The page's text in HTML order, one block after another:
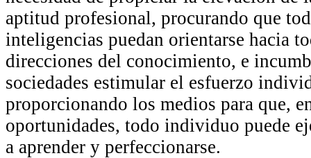
aptitud profesional, procurando que
inteligencias puedan orientarse hacia
direcciones del conocimiento, e
sociedades estimular el esfuerzo
proporcionando los medios para que,
oportunidades, todo individuo puede
a aprender y perfeccionarse.